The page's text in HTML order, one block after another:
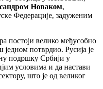
Новаком,
Федерације, задуженим
постоји велико међусобно
једном потврдио. Русија је
подршку Србији у
условима и да настави
што је од великог